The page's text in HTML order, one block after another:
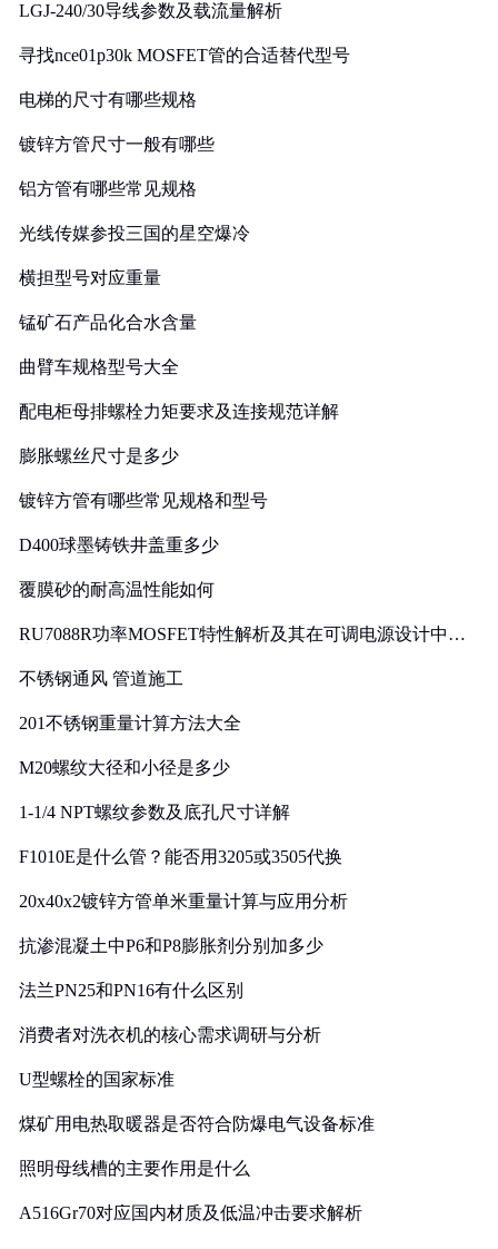
LGJ-240/30导线参数及载流量解析
寻找nce01p30k MOSFET管的合适替代型号
电梯的尺寸有哪些规格
镀锌方管尺寸一般有哪些
铝方管有哪些常见规格
光线传媒参投三国的星空爆冷
横担型号对应重量
锰矿石产品化合水含量
曲臂车规格型号大全
配电柜母排螺栓力矩要求及连接规范详解
膨胀螺丝尺寸是多少
镀锌方管有哪些常见规格和型号
D400球墨铸铁井盖重多少
覆膜砂的耐高温性能如何
RU7088R功率MOSFET特性解析及其在可调电源设计中的
不锈钢通风 管道施工
201不锈钢重量计算方法大全
M20螺纹大径和小径是多少
1-1/4 NPT螺纹参数及底孔尺寸详解
F1010E是什么管？能否用3205或3505代换
20x40x2镀锌方管单米重量计算与应用分析
抗渗混凝土中P6和P8膨胀剂分别加多少
法兰PN25和PN16有什么区别
消费者对洗衣机的核心需求调研与分析
U型螺栓的国家标准
煤矿用电热取暖器是否符合防爆电气设备标准
照明母线槽的主要作用是什么
A516Gr70对应国内材质及低温冲击要求解析